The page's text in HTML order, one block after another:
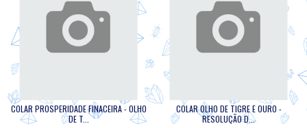
COLAR PROSPERIDADE FINACEIRA - OLHO
DE T...
COLAR OLHO DE TIGRE E OURO -
RESOLUÇÃO D...